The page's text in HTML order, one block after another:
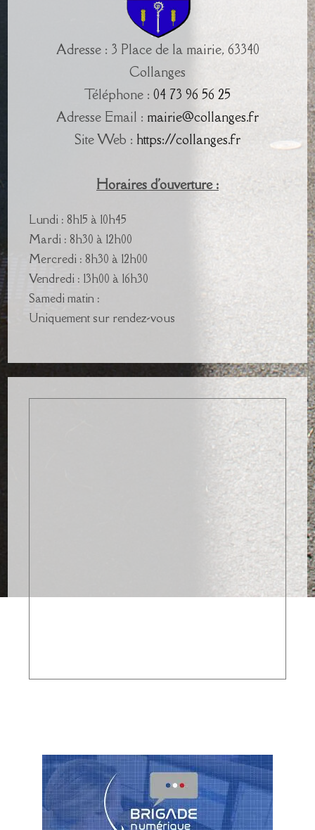
Adresse : 3 Place de la mairie, 63340
Collanges
Téléphone : 04 73 96 56 25
Adresse Email : mairie@collanges.fr
Site Web : https://collanges.fr
Horaires d'ouverture :
Lundi : 8h15 à 10h45
Mardi : 8h30 à 12h00
Mercredi : 8h30 à 12h00
Vendredi : 13h00 à 16h30
Samedi matin :
Uniquement sur rendez-vous